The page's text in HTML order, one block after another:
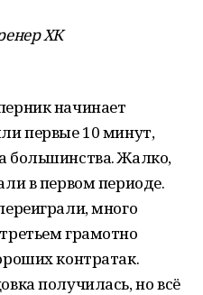
ХК
начинает
первые 10 минут,
большинства. Жалко,
в первом периоде.
много
грамотно
контратак.
получилась, но всё